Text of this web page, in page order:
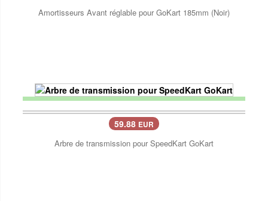
Amortisseurs Avant réglable pour GoKart 185mm (Noir)
59.88 EUR
Arbre de transmission pour SpeedKart GoKart